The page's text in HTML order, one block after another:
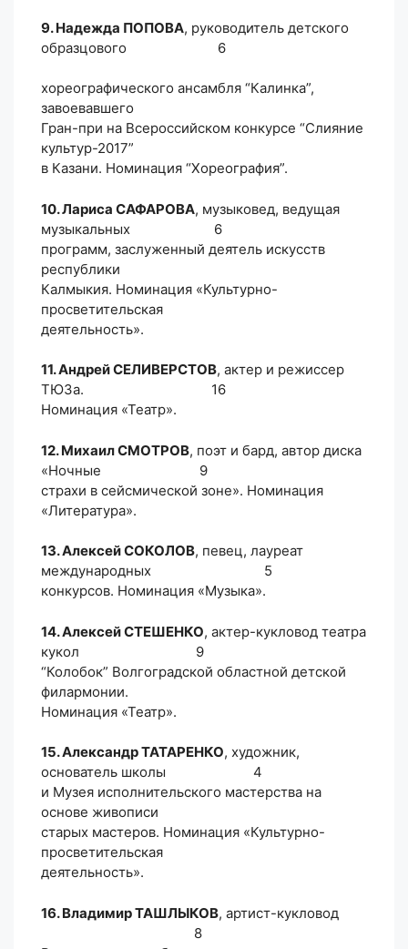
9. Надежда ПОПОВА, руководитель детского
образцового 6
хореографического ансамбля “Калинка”,
завоевавшего
Гран-при на Всероссийском конкурсе “Слияние
культур-2017”
в Казани. Номинация “Хореография”.
10. Лариса САФАРОВА, музыковед, ведущая
музыкальных 6
программ, заслуженный деятель искусств
республики
Калмыкия. Номинация «Культурно-
просветительская
деятельность».
11. Андрей СЕЛИВЕРСТОВ, актер и режиссер
ТЮЗа. 16
Номинация «Театр».
12. Михаил СМОТРОВ, поэт и бард, автор диска
«Ночные 9
страхи в сейсмической зоне». Номинация
«Литература».
13. Алексей СОКОЛОВ, певец, лауреат
международных 5
конкурсов. Номинация «Музыка».
14. Алексей СТЕШЕНКО, актер-кукловод театра
кукол 9
“Колобок” Волгоградской областной детской
филармонии.
Номинация «Театр».
15. Александр ТАТАРЕНКО, художник,
основатель школы 4
и Музея исполнительского мастерства на
основе живописи
старых мастеров. Номинация «Культурно-
просветительская
деятельность».
16. Владимир ТАШЛЫКОВ, артист-кукловод
8